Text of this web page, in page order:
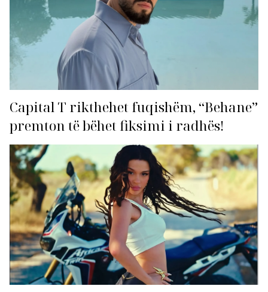
Capital T rikthehet fuqishëm, “Behane”
premton të bëhet fiksimi i radhës!